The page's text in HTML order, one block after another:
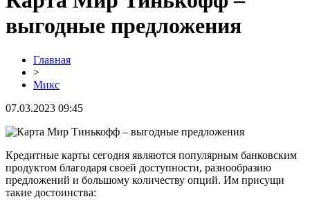
выгодные предложения
Главная
>
Микс
07.03.2023 09:45
Кредитные карты сегодня являются популярным банковским
продуктом благодаря своей доступности, разнообразию
предложений и большому количеству опций. Им присущи
такие достоинства: